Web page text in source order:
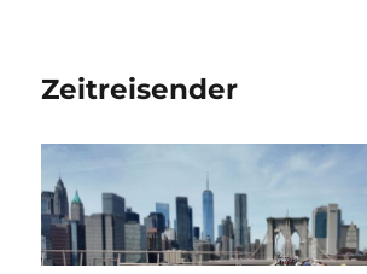
Zeitreisender